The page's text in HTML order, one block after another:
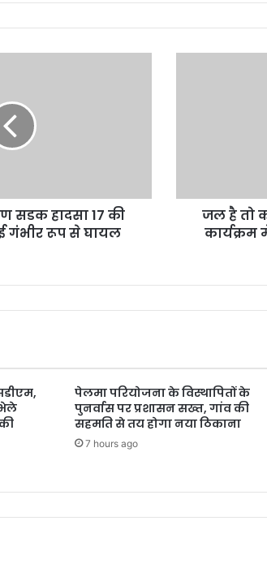
सडक हादसा 17 की
गंभीर रूप से घायल
जल है तो
कार्यक्रम
पेलमा परियोजना के विस्थापितों के
पुनर्वास पर प्रशासन सख्त, गांव की
सहमति से तय होगा नया ठिकाना
7 hours ago